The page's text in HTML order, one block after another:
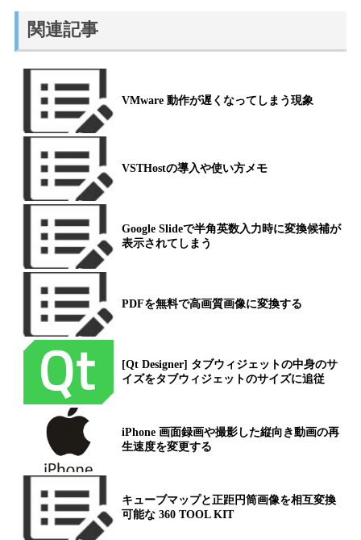
関連記事
VMware 動作が遅くなってしまう現象
VSTHostの導入や使い方メモ
Google Slideで半角英数入力時に変換候補が
表示されてしまう
PDFを無料で高画質画像に変換する
[Qt Designer] タブウィジェットの中身のサ
イズをタブウィジェットのサイズに追従
iPhone 画面録画や撮影した縦向き動画の再
生速度を変更する
キューブマップと正距円筒画像を相互変換
可能な 360 TOOL KIT